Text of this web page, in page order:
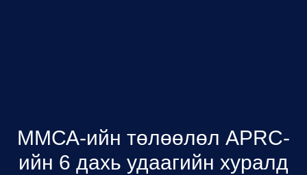
ММСА-ийн төлөөлөл APRC-
ийн 6 дахь удаагийн хуралд